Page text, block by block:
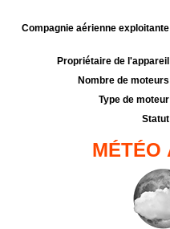
Compagnie aérienne
Propriétaire de
Nombre de
Type de
MÉTÉO